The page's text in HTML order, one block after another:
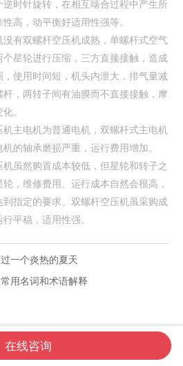
时针旋转，在相互啮合过程中产生所
高，动平衡好适用性强等。
有双螺杆空压机成熟，单螺杆式空气
个星轮进行压缩，三方直接接触，造成
使用时间短，机头内泄大，排气量减
，两转子间有油膜而不直接接触，摩
。
主电机为普通电机，双螺杆式主电机
的轴承磨损严重，运行费用增加。
然购置成本较低，但星轮和转子之
，维修费用、运行成本自然会很高，
指定的要求。双螺杆空压机虽采购成
平稳，适用性强。
一个炎热的夏天
用名词和术语解释
新闻资讯
在线咨询